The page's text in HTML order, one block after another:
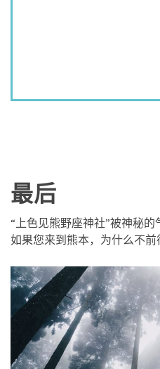
最后
“上色见熊野座神社”被神秘的
如果您来到熊本，为什么不前